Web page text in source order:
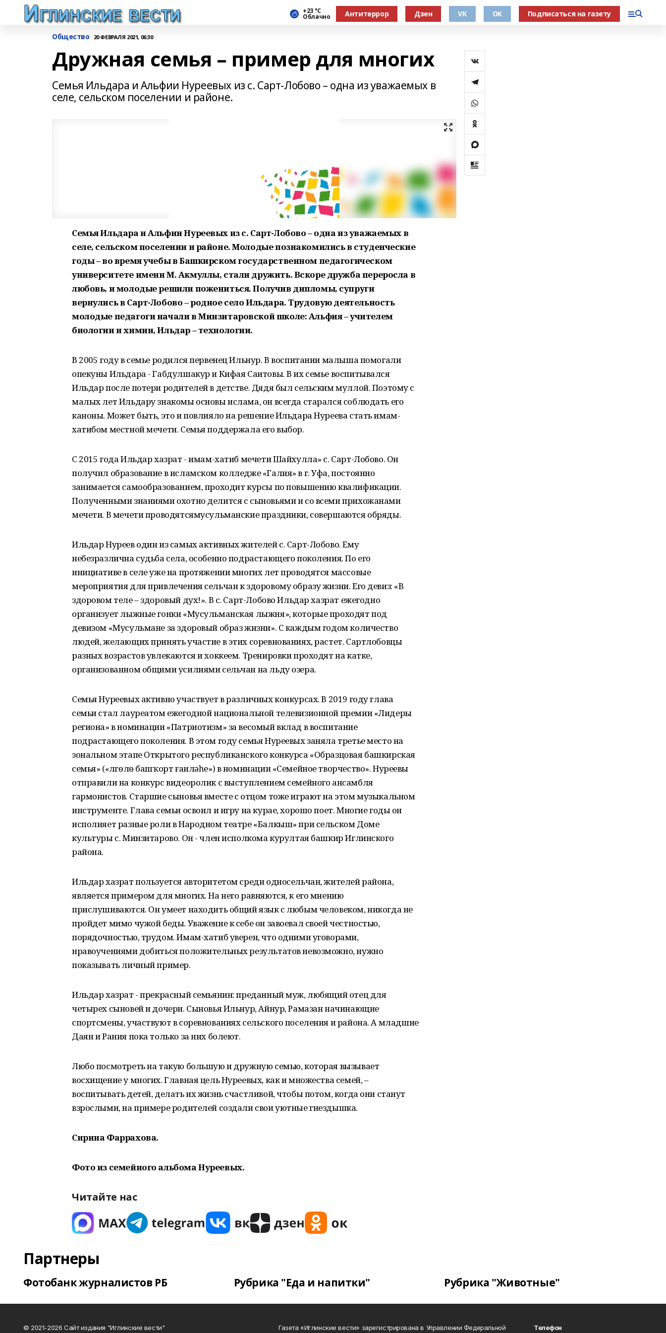
+23 °С
Облачно Антитеррор Дзен VK OK Подписаться на газету
Общество 20 ФЕВРАЛЯ 2021, 06:30
Дружная семья – пример для многих
Семья Ильдара и Альфии Нуреевых из с. Сарт-Лобово – одна из уважаемых в
селе, сельском поселении и районе.
Семья Ильдара и Альфии Нуреевых из с. Сарт-Лобово – одна из уважаемых в
селе, сельском поселении и районе. Молодые познакомились в студенческие
годы – во время учебы в Башкирском государственном педагогическом
университете имени М. Акмуллы, стали дружить. Вскоре дружба переросла в
любовь, и молодые решили пожениться. Получив дипломы, супруги
вернулись в Сарт-Лобово – родное село Ильдара. Трудовую деятельность
молодые педагоги начали в Минзитаровской школе: Альфия – учителем
биологии и химии, Ильдар – технологии.
В 2005 году в семье родился первенец Ильнур. В воспитании малыша помогали
опекуны Ильдара - Габдулшакур и Кифая Саитовы. В их семье воспитывался
Ильдар после потери родителей в детстве. Дядя был сельским муллой. Поэтому с
малых лет Ильдару знакомы основы ислама, он всегда старался соблюдать его
каноны. Может быть, это и повлияло на решение Ильдара Нуреева стать имам-
хатибом местной мечети. Семья поддержала его выбор.
С 2015 года Ильдар хазрат - имам-хатиб мечети Шайхулла» с. Сарт-Лобово. Он
получил образование в исламском колледже «Галия» в г. Уфа, постоянно
занимается самообразованием, проходит курсы по повышению квалификации.
Полученными знаниями охотно делится с сыновьями и со всеми прихожанами
мечети. В мечети проводятсямусульманские праздники, совершаются обряды.
Ильдар Нуреев один из самых активных жителей с. Сарт-Лобово. Ему
небезразлична судьба села, особенно подрастающего поколения. По его
инициативе в селе уже на протяжении многих лет проводятся массовые
мероприятия для привлечения сельчан к здоровому образу жизни. Его девиз: «В
здоровом теле – здоровый дух!». В с. Сарт-Лобово Ильдар хазрат ежегодно
организует лыжные гонки «Мусульманская лыжня», которые проходят под
девизом «Мусульмане за здоровый образ жизни». С каждым годом количество
людей, желающих принять участие в этих соревнованиях, растет. Сартлобовцы
разных возрастов увлекаются и хоккеем. Тренировки проходят на катке,
организованном общими усилиями сельчан на льду озера.
Семья Нуреевых активно участвует в различных конкурсах. В 2019 году глава
семьи стал лауреатом ежегодной национальной телевизионной премии «Лидеры
региона» в номинации «Патриотизм» за весомый вклад в воспитание
подрастающего поколения. В этом году семья Нуреевых заняла третье место на
зональном этапе Открытого республиканского конкурса «Образцовая башкирская
семья» («Өлгөлө башҡорт ғаиләһе») в номинации «Семейное творчество». Нуреевы
отправили на конкурс видеоролик с выступлением семейного ансамбля
гармонистов. Старшие сыновья вместе с отцом тоже играют на этом музыкальном
инструменте. Глава семьи освоил и игру на курае, хорошо поет. Многие годы он
исполняет разные роли в Народном театре «Балкыш» при сельском Доме
культуры с. Минзитарово. Он - член исполкома курултая башкир Иглинского
района.
Ильдар хазрат пользуется авторитетом среди односельчан, жителей района,
является примером для многих. На него равняются, к его мнению
прислушиваются. Он умеет находить общий язык с любым человеком, никогда не
пройдет мимо чужой беды. Уважение к себе он завоевал своей честностью,
порядочностью, трудом. Имам-хатиб уверен, что одними уговорами,
нравоучениями добиться положительных результатов невозможно, нужно
показывать личный пример.
Ильдар хазрат - прекрасный семьянин: преданный муж, любящий отец для
четырех сыновей и дочери. Сыновья Ильнур, Айнур, Рамазан начинающие
спортсмены, участвуют в соревнованиях сельского поселения и района. А младшие
Даян и Рания пока только за них болеют.
Любо посмотреть на такую большую и дружную семью, которая вызывает
восхищение у многих. Главная цель Нуреевых, как и множества семей, –
воспитывать детей, делать их жизнь счастливой, чтобы потом, когда они станут
взрослыми, на примере родителей создали свои уютные гнездышка.
Сирина Фаррахова.
Фото из семейного альбома Нуреевых.
Читайте нас
Партнеры
Фотобанк журналистов РБ Рубрика "Еда и напитки" Рубрика "Животные"
© 2021-2026 Сайт издания "Иглинские вести"
Газета «Иглинские вести» зарегистрирована в Управлении Федеральной
Телефон